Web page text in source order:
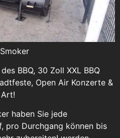
BBQ, 30 Zoll XXL BBQ
Open Air Konzerte &
haben Sie jede
pro Durchgang können bis